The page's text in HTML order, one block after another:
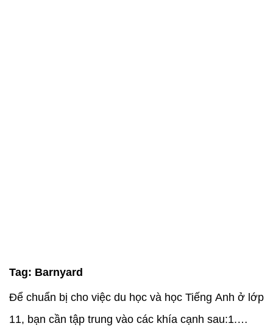
Tag: Barnyard
Để chuẩn bị cho việc du học và học Tiếng Anh ở lớp
11, bạn cần tập trung vào các khía cạnh sau:1.